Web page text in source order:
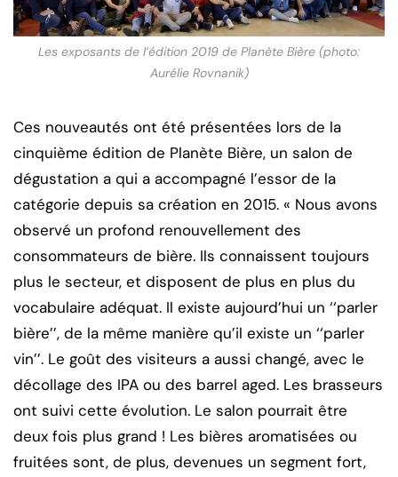
Les exposants de l’édition 2019 de Planète Bière (photo:
Aurélie Rovnanik)
Ces nouveautés ont été présentées lors de la
cinquième édition de Planète Bière, un salon de
dégustation a qui a accompagné l’essor de la
catégorie depuis sa création en 2015. « Nous avons
observé un profond renouvellement des
consommateurs de bière. Ils connaissent toujours
plus le secteur, et disposent de plus en plus du
vocabulaire adéquat. Il existe aujourd’hui un ‘‘parler
bière’’, de la même manière qu’il existe un ‘‘parler
vin’’. Le goût des visiteurs a aussi changé, avec le
décollage des IPA ou des barrel aged. Les brasseurs
ont suivi cette évolution. Le salon pourrait être
deux fois plus grand ! Les bières aromatisées ou
fruitées sont, de plus, devenues un segment fort,